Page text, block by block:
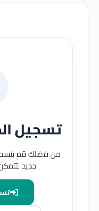
تسجيل
من فضلك قم
جديد